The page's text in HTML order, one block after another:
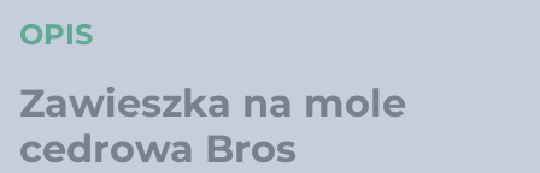
OPIS
Zawieszka na mole
cedrowa Bros